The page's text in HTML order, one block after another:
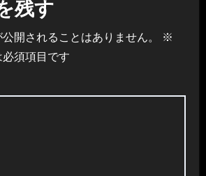
残す
開されることはありません。
※
須項目です